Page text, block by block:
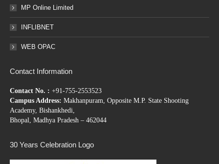
MP Online Limited
INFLIBNET
WEB OPAC
Contact Information
Contact No. : +91-755-2553523
Campus Address: Makhanpuram, Opposite M.P. State Shooting
Academy, Bishankhedi,
Bhopal, Madhya Pradesh – 462044
30 Years Celebration Logo